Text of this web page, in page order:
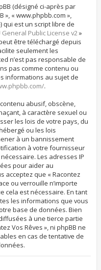
(désigné ci-après par
», « www.phpbb.com »,
qui est un script libre de
General Public License v2»
être téléchargé depuis
seulement les
n’est pas responsable de
pas comme contenu ou
informations au sujet de
.
abusif, obscène,
à caractère sexuel ou
les lois de votre pays, du
ou les lois
à un bannissement
à votre fournisseur
Les adresses IP
pour aider au
acceptez que « Racontez
ou verrouille n’importe
cela est nécessaire. En tant
les informations que vous
base de données. Bien
à une tierce partie
Vos Rêves », ni phpBB ne
en cas de tentative de